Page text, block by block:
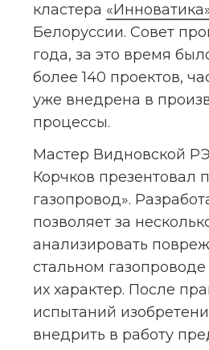
кластера
Белоруссии. Совет
года, за это время
более 140 проектов,
уже внедрена в
процессы.
Мастер Видновской
Корчков презентовал
газопровод».
позволяет за
анализировать
стальном
их характер. После
испытаний
внедрить в работу